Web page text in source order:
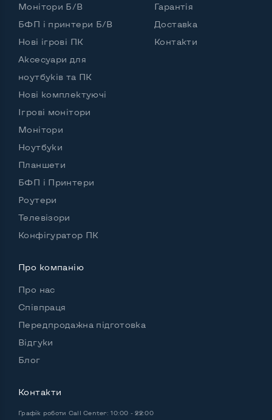
Intel Core i5-10400H (2,60 - 4,60 GHz)
Тип оперативної пам'яті
DDR4
Обʼєм оперативної памʼяті 16 GB
Тип накопичувача
Обʼєм накопичувача
Кількість слотів М_2
Можливості відеокарти:
Тип відеокарти
Відеопроцесор ноутбука
Розмір відеопам'яті, Гб
Зручність користування:
Матеріал корпусу
Підсвітка клавіатури
Українські та російські літери на клавіатурі
Повнорозмірна клавіатура NumberPad
Монітори Б/В
БФП і принтери Б/В
Нові ігрові ПК
Аксесуари для
ноутбуків та ПК
Нові комплектуючі
Ігрові монітори
Монітори
Ноутбуки
Планшети
БФП і Принтери
Роутери
Телевізори
Конфігуратор ПК
Гарантія
Доставка
Контакти
Про компанію
Про нас
Співпраця
Передпродажна підготовка
Відгуки
Блог
Контакти
Графік роботи Call Center: 10:00 - 22:00